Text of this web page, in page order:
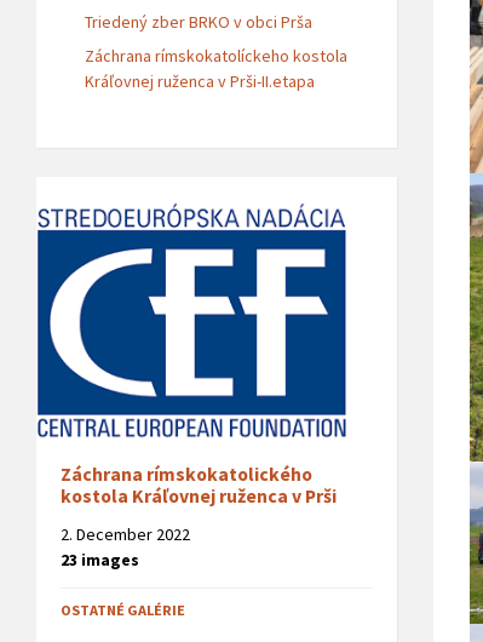
Triedený zber BRKO v obci Prša
Záchrana rímskokatolíckeho kostola
Kráľovnej ruženca v Prši-II.etapa
Záchrana rímskokatolického
kostola Kráľovnej ruženca v Prši
2. December 2022
23 images
OSTATNÉ GALÉRIE